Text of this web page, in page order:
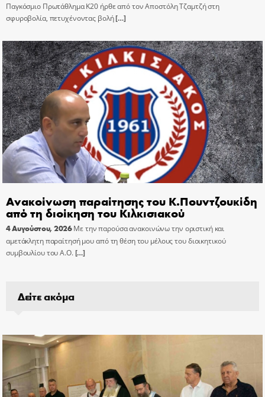
Παγκόσμιο Πρωτάθλημα Κ20 ήρθε από τον Αποστόλη Τζαμτζή στη
σφυροβολία, πετυχένοντας βολή[…]
Ανακοίνωση παραίτησης του Κ.Πουντζουκίδη
από τη διοίκηση του Κιλκισιακού
4 Αυγούστου, 2026 Με την παρούσα ανακοινώνω την οριστική και
αμετάκλητη παραίτησή μου από τη θέση του μέλους του διοικητικού
συμβουλίου του Α.Ο.[…]
Δείτε ακόμα